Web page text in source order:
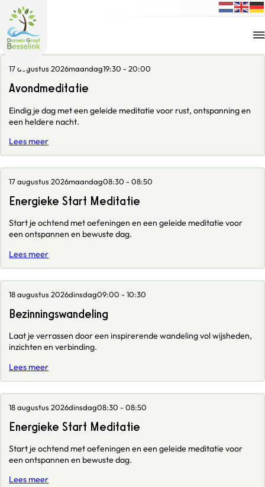
17 augustus 2026maandag19:30 - 20:00
Avondmeditatie
Eindig je dag met een geleide meditatie voor rust, ontspanning en
een heldere nacht.
Lees meer
17 augustus 2026maandag08:30 - 08:50
Energieke Start Meditatie
Start je ochtend met oefeningen en een geleide meditatie voor
een ontspannen en bewuste dag.
Lees meer
18 augustus 2026dinsdag09:00 - 10:30
Bezinningswandeling
Laat je verrassen door een inspirerende wandeling vol wijsheden,
inzichten en verbinding.
Lees meer
18 augustus 2026dinsdag08:30 - 08:50
Energieke Start Meditatie
Start je ochtend met oefeningen en een geleide meditatie voor
een ontspannen en bewuste dag.
Lees meer